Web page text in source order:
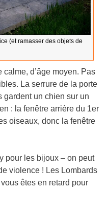
(et ramasser des objets de
d’âge moyen. Pas
La serrure de la porte
gardent un chien sur un
: la fenêtre arrière du 1er
oiseaux, donc la fenêtre
pour les bijoux – on peut
violence ! Les Lombards
êtes en retard pour